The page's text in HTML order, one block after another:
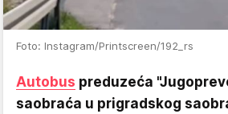
Foto: Instagram/Printscreen/192_rs
Autobus preduzeća
saobraća u prigradskog